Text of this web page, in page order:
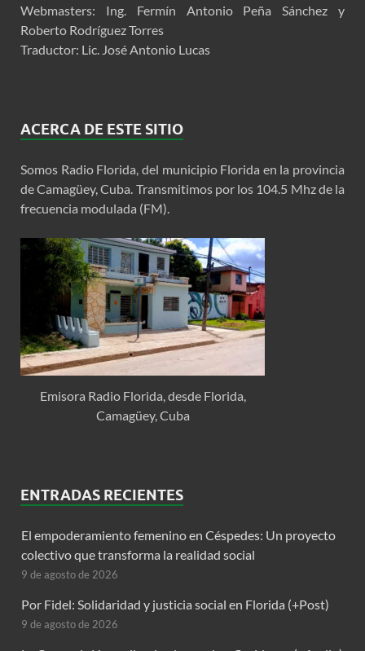
Webmasters: Ing. Fermín Antonio Peña Sánchez y
Roberto Rodríguez Torres
Traductor: Lic. José Antonio Lucas
ACERCA DE ESTE SITIO
Somos Radio Florida, del municipio Florida en la provincia
de Camagüey, Cuba. Transmitimos por los 104.5 Mhz de la
frecuencia modulada (FM).
Emisora Radio Florida, desde Florida,
Camagüey, Cuba
ENTRADAS RECIENTES
El empoderamiento femenino en Céspedes: Un proyecto
colectivo que transforma la realidad social
9 de agosto de 2026
Por Fidel: Solidaridad y justicia social en Florida (+Post)
9 de agosto de 2026